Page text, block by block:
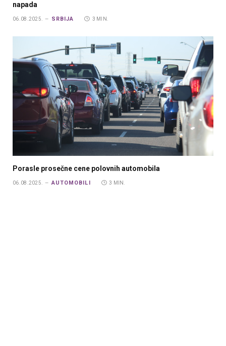
napada
06.08.2025. SRBIJA 3 MIN.
Porasle prosečne cene polovnih automobila
06.08.2025. AUTOMOBILI 3 MIN.